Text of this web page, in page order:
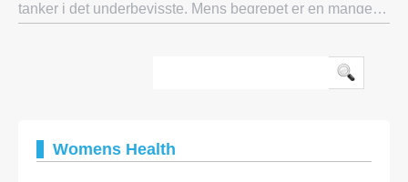
tanker i det underbevisste. Mens begrepet er en mange
Womens Health